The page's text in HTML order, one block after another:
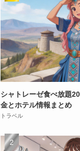
シャトレーゼ食べ放題
金とホテル情報まとめ
トラベル